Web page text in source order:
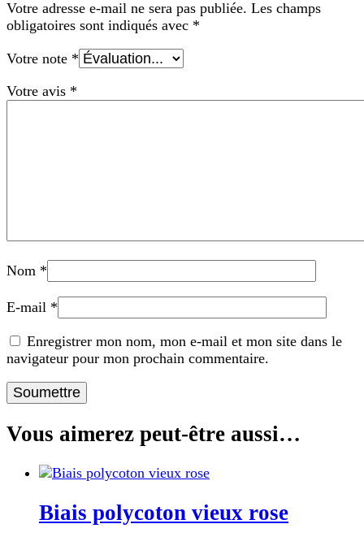
Votre adresse e-mail ne sera pas publiée. Les champs
obligatoires sont indiqués avec *
Votre note *
Votre avis *
Nom *
E-mail *
Enregistrer mon nom, mon e-mail et mon site dans le
navigateur pour mon prochain commentaire.
Vous aimerez peut-être aussi…
Biais polycoton vieux rose